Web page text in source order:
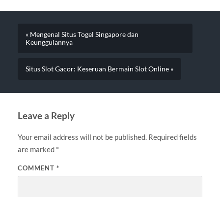
« Mengenal Situs Togel Singapore dan
Keunggulannya
Situs Slot Gacor: Keseruan Bermain Slot Online »
Leave a Reply
Your email address will not be published. Required fields
are marked *
COMMENT *